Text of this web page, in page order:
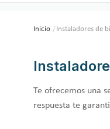
Inicio /Instaladores de
Te ofrecemos una
respuesta te